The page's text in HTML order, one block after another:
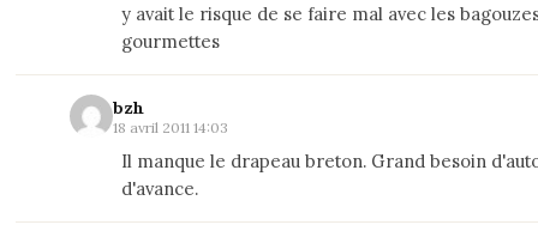
y avait le risque de se faire mal avec les
gourmettes
bzh
18 avril 2011 14:03
Il manque le drapeau breton. Grand besoin
d'avance.